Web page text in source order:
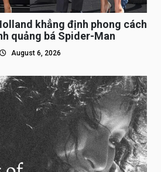
khẳng định phong cách
quảng bá Spider-Man
August 6, 2026